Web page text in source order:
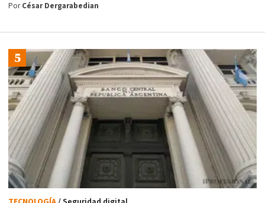
PorCésar Dergarabedian